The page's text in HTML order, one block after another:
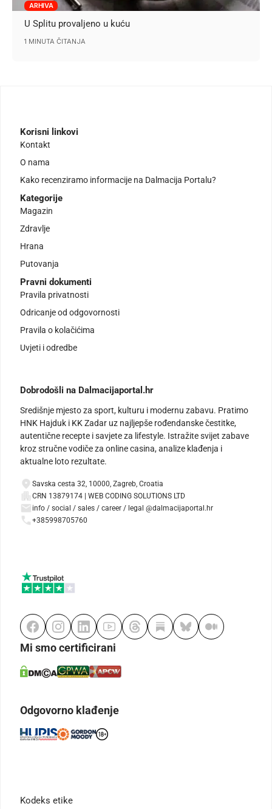
ARHIVA
U Splitu provaljeno u kuću
1 MINUTA ČITANJA
Korisni linkovi
Kontakt
O nama
Kako recenziramo informacije na Dalmacija Portalu?
Kategorije
Magazin
Zdravlje
Hrana
Putovanja
Pravni dokumenti
Pravila privatnosti
Odricanje od odgovornosti
Pravila o kolačićima
Uvjeti i odredbe
Dobrodošli na Dalmacijaportal.hr
Središnje mjesto za sport, kulturu i modernu zabavu. Pratimo
HNK Hajduk i KK Zadar uz najljepše rođendanske čestitke,
autentične recepte i savjete za lifestyle. Istražite svijet zabave
kroz stručne vodiče za online casina, analize klađenja i
aktualne loto rezultate.
Savska cesta 32, 10000, Zagreb, Croatia
CRN 13879174 | WEB CODING SOLUTIONS LTD
info / social / sales / career / legal @dalmacijaportal.hr
+385998705760
Mi smo certificirani
Odgovorno klađenje
Kodeks etike